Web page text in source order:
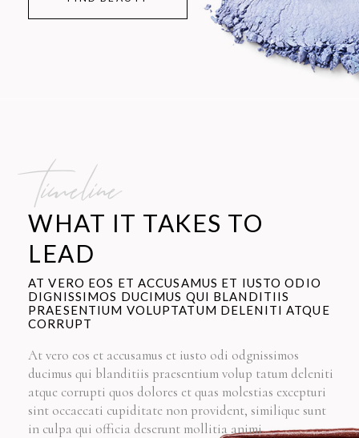
timeline
WHAT IT TAKES TO
LEAD
AT VERO EOS ET ACCUSAMUS ET IUSTO ODIO
DIGNISSIMOS DUCIMUS QUI BLANDITIIS
PRAESENTIUM VOLUPTATUM DELENITI ATQUE
CORRUPT
At vero eos et accusamus et iusto odi odgnissimos
ducimus qui blanditiis praesentium volup tatum deleniti
atque corrupti quos dolores et quas molestias excepturi
sint occaecati cupiditate non provident, similique sunt
in culpa qui officia deserunt mollitia animi